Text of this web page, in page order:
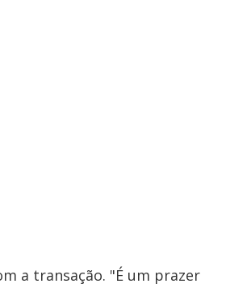
a transação. "É um prazer